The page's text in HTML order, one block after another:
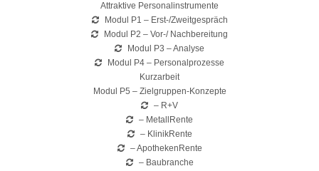
Attraktive Personalinstrumente
Modul P1 – Erst-/Zweitgespräch
Modul P2 – Vor-/ Nachbereitung
Modul P3 – Analyse
Modul P4 – Personalprozesse
Kurzarbeit
Modul P5 – Zielgruppen-Konzepte
– R+V
– MetallRente
– KlinikRente
– ApothekenRente
– Baubranche